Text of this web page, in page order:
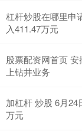
杠杆炒股在哪里申
入411.47万元
股票配资网首页
上钻井业务
加杠杆 炒股 6月
万元